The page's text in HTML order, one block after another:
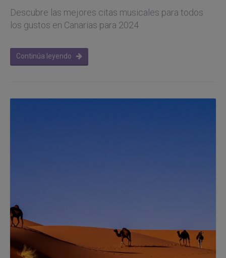
Descubre las mejores citas musicales para todos
los gustos en Canarias para 2024
Continúa leyendo